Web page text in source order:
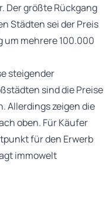
Der größte Rückgang
Städten sei der Preis
mehrere 100.000
steigender
sind die Preise
Allerdings zeigen die
oben. Für Käufer
für den Erwerb
immowelt